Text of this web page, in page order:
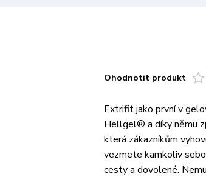
Ohodnotit produkt
Extrifit jako první v
Hellgel® a díky němu
která zákazníkům
vezmete kamkoliv
cesty a dovolené.